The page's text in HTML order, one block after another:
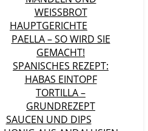
WEISSBROT
HAUPTGERICHTE
PAELLA – SO WIRD SIE
GEMACHT!
SPANISCHES REZEPT:
HABAS EINTOPF
TORTILLA –
GRUNDREZEPT
SAUCEN UND DIPS